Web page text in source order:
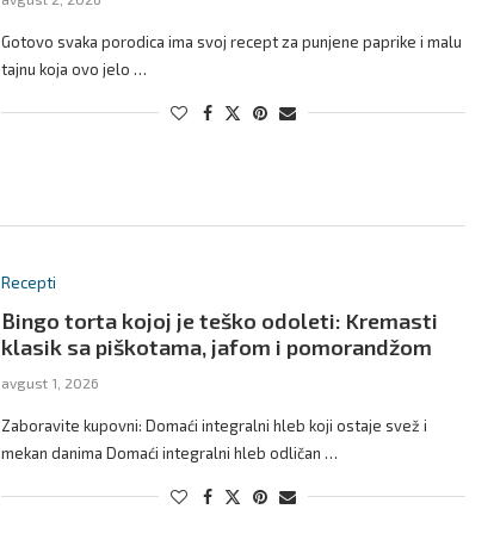
Gotovo svaka porodica ima svoj recept za punjene paprike i malu
tajnu koja ovo jelo …
Recepti
Bingo torta kojoj je teško odoleti: Kremasti
klasik sa piškotama, jafom i pomorandžom
avgust 1, 2026
Zaboravite kupovni: Domaći integralni hleb koji ostaje svež i
mekan danima Domaći integralni hleb odličan …